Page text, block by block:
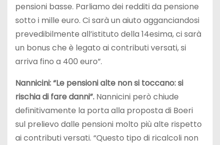
pensioni basse. Parliamo dei redditi da pensione
sotto i mille euro. Ci sarà un aiuto agganciandosi
prevedibilmente all’istituto della 14esima, ci sarà
un bonus che è legato ai contributi versati, si
arriva fino a 400 euro”.
Nannicini: “Le pensioni alte non si toccano: si
rischia di fare danni”. Nannicini però chiude
definitivamente la porta alla proposta di Boeri
sul prelievo dalle pensioni molto più alte rispetto
ai contributi versati. “Questo tipo di ricalcoli non